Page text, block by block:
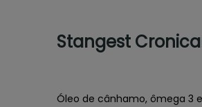
Stangest
Óleo de cânhamo, ômega 3